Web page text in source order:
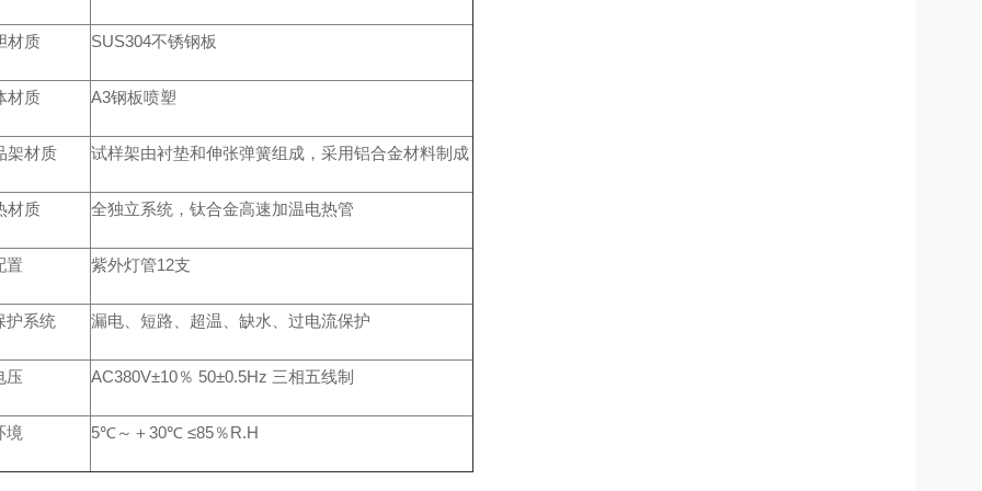
材质 SUS304不锈钢板
材质 A3钢板喷塑
架材质 试样架由衬垫和伸张弹簧组成，采用铝合金材料制成
材质 全独立系统，钛合金高速加温电热管
置 紫外灯管12支
护系统 漏电、短路、超温、缺水、过电流保护
压 AC380V±10％ 50±0.5Hz 三相五线制
境 5℃～＋30℃ ≤85％R.H